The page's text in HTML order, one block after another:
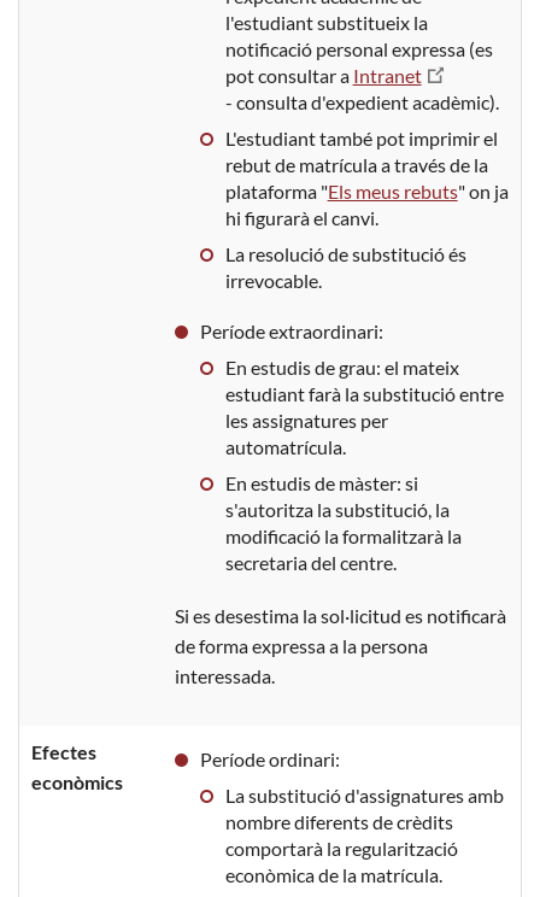
l'estudiant substitueix la
notificació personal expressa (es
pot consultar a Intranet
- consulta d'expedient acadèmic).
L'estudiant també pot imprimir el
rebut de matrícula a través de la
plataforma "Els meus rebuts" on ja
hi figurarà el canvi.
La resolució de substitució és
irrevocable.
Període extraordinari:
En estudis de grau: el mateix
estudiant farà la substitució entre
les assignatures per
automatrícula.
En estudis de màster: si
s'autoritza la substitució, la
modificació la formalitzarà la
secretaria del centre.
Si es desestima la sol·licitud es notificarà
de forma expressa a la persona
interessada.
Efectes
econòmics
Període ordinari:
La substitució d'assignatures amb
nombre diferents de crèdits
comportarà la regularització
econòmica de la matrícula.